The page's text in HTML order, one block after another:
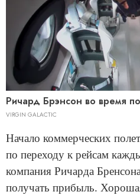
Ричард Брэнсон во время
VIRGIN GALACTIC
Начало коммерческих
по переходу к рейсам
компания Ричарда
получать прибыль.